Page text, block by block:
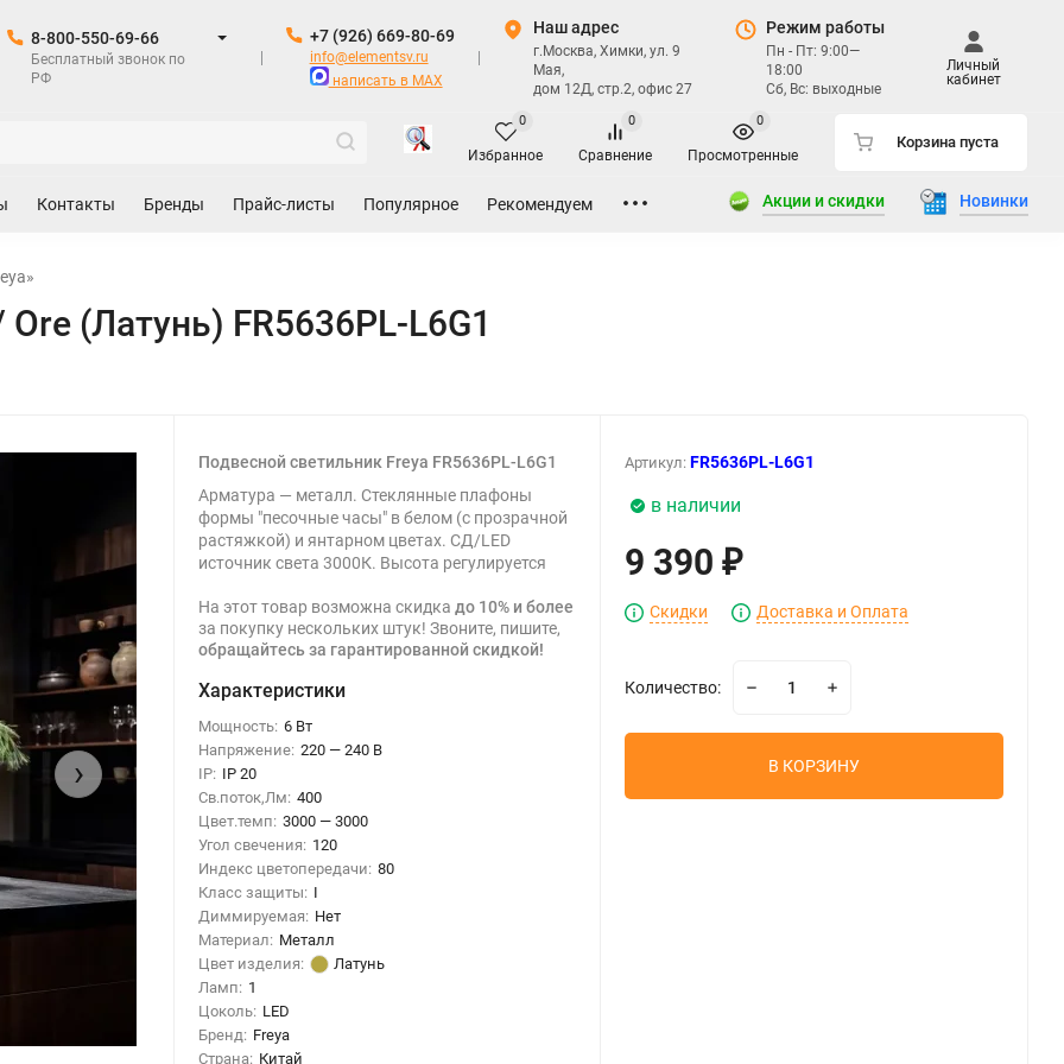
8-800-550-69-66
Бесплатный звонок по
РФ
+7 (926) 669-80-69
info@elementsv.ru
написать в MAX
Наш адрес
г.Москва, Химки, ул. 9
Мая,
дом 12Д, стр.2, офис 27
Режим работы
Пн - Пт: 9:00—
18:00
Сб, Вс: выходные
Личный
кабинет
Избранное
0
Сравнение
0
Просмотренные
0
Корзина пуста
Контакты Бренды Прайс-листы Популярное Рекомендуем Акции и скидки Новинки
(Латунь) FR5636PL-L6G1
›
Подвесной светильник Freya FR5636PL-L6G1
Арматура — металл. Стеклянные плафоны
формы "песочные часы" в белом (с прозрачной
растяжкой) и янтарном цветах. СД/LED
источник света 3000К. Высота регулируется
На этот товар возможна скидкадо 10% и более
за покупку нескольких штук! Звоните, пишите,
обращайтесь за гарантированной скидкой!
Характеристики
Мощность: 6 Вт
Напряжение: 220 — 240 В
IP: IP 20
Св.поток,Лм: 400
Цвет.темп: 3000 — 3000
Угол свечения: 120
Индекс цветопередачи: 80
Класс защиты: I
Диммируемая: Нет
Материал: Металл
Цвет изделия:
Латунь
Ламп: 1
Цоколь: LED
Бренд: Freya
Страна: Китай
Артикул: FR5636PL-L6G1
в наличии
9 390₽
Скидки Доставка и Оплата
Количество:
В КОРЗИНУ